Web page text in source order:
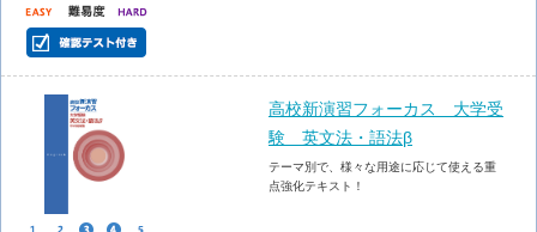
高校新演習フォーカス 大学受
験 英文法・語法β
テーマ別で、様々な用途に応じて使える重
点強化テキスト！